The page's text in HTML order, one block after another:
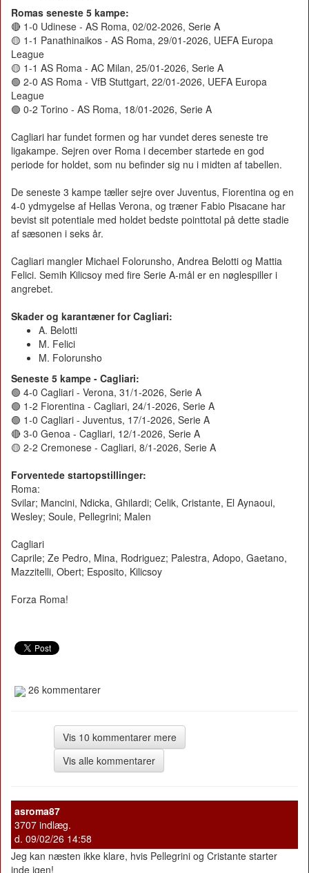
Romas seneste 5 kampe:
🔴 1-0 Udinese - AS Roma, 02/02-2026, Serie A
🟡 1-1 Panathinaikos - AS Roma, 29/01-2026, UEFA Europa
League
🟡 1-1 AS Roma - AC Milan, 25/01-2026, Serie A
🟢 2-0 AS Roma - VfB Stuttgart, 22/01-2026, UEFA Europa
League
🟢 0-2 Torino - AS Roma, 18/01-2026, Serie A
Cagliari har fundet formen og har vundet deres seneste tre
ligakampe. Sejren over Roma i december startede en god
periode for holdet, som nu befinder sig nu i midten af tabellen.
De seneste 3 kampe tæller sejre over Juventus, Fiorentina og en
4-0 ydmygelse af Hellas Verona, og træner Fabio Pisacane har
bevist sit potentiale med holdet bedste pointtotal på dette stadie
af sæsonen i seks år.
Cagliari mangler Michael Folorunsho, Andrea Belotti og Mattia
Felici. Semih Kilicsoy med fire Serie A-mål er en nøglespiller i
angrebet.
Skader og karantæner for Cagliari:
A. Belotti
M. Felici
M. Folorunsho
Seneste 5 kampe - Cagliari:
🟢 4-0 Cagliari - Verona, 31/1-2026, Serie A
🟢 1-2 Fiorentina - Cagliari, 24/1-2026, Serie A
🟢 1-0 Cagliari - Juventus, 17/1-2026, Serie A
🔴 3-0 Genoa - Cagliari, 12/1-2026, Serie A
🟡 2-2 Cremonese - Cagliari, 8/1-2026, Serie A
Forventede startopstillinger:
Roma:
Svilar; Mancini, Ndicka, Ghilardi; Celik, Cristante, El Aynaoui,
Wesley; Soule, Pellegrini; Malen
Cagliari
Caprile; Ze Pedro, Mina, Rodriguez; Palestra, Adopo, Gaetano,
Mazzitelli, Obert; Esposito, Kilicsoy
Forza Roma!
26 kommentarer
Vis 10 kommentarer mere
Vis alle kommentarer
asroma87
3707 indlæg.
d. 09/02/26 14:58
Jeg kan næsten ikke klare, hvis Pellegrini og Cristante starter
inde igen!